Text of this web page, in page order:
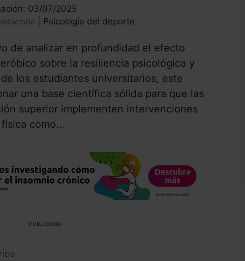
03/07/2025
| Psicología del deporte
de analizar en profundidad el efecto
sobre la resiliencia psicológica y
los estudiantes universitarios, este
una base científica sólida para que las
superior implementen intervenciones
como...
PUBLICIDAD